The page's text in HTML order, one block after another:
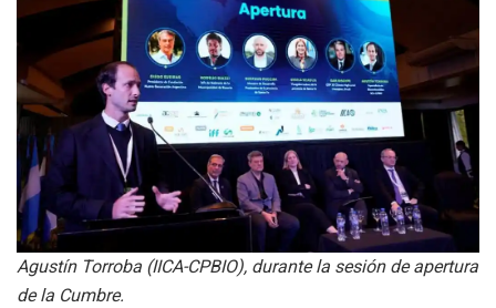
Agustín Torroba (IICA-CPBIO), durante la sesión de apertura
de la Cumbre.